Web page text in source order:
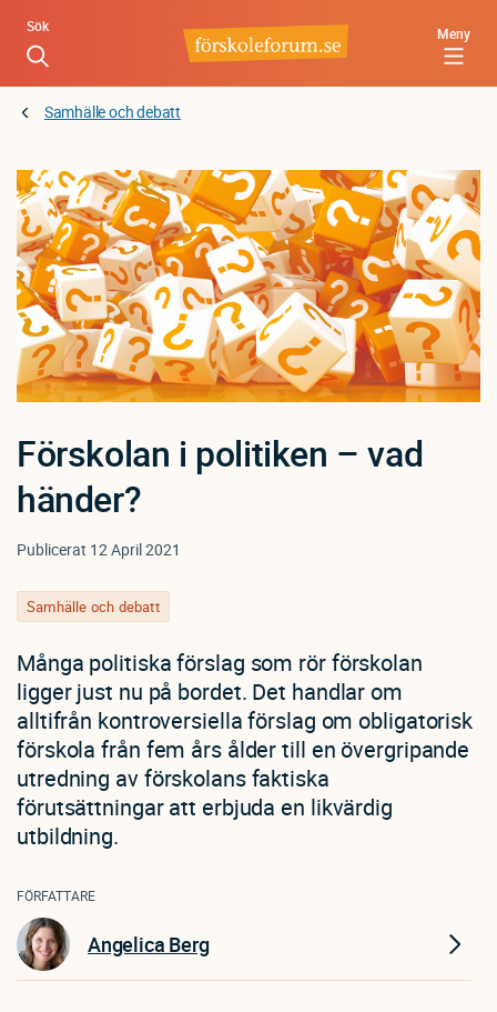
Hoppa
huvudinnehåll
Meny
Sök
Samhälle och debatt
Förskolan i politiken – vad
händer?
Publicerat 12 April 2021
Samhälle och debatt
Många politiska förslag som rör förskolan
ligger just nu på bordet. Det handlar om
alltifrån kontroversiella förslag om obligatorisk
förskola från fem års ålder till en övergripande
utredning av förskolans faktiska
förutsättningar att erbjuda en likvärdig
utbildning.
FÖRFATTARE
Angelica Berg